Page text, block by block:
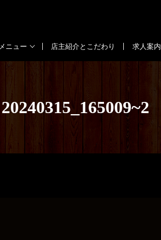
メニュー 店主紹介とこだわり 求人案内
20240315_165009~2